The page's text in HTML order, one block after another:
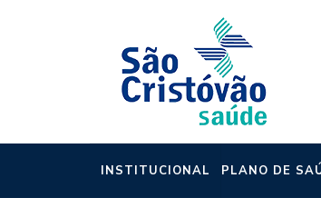
INSTITUCIONAL PLANO DE